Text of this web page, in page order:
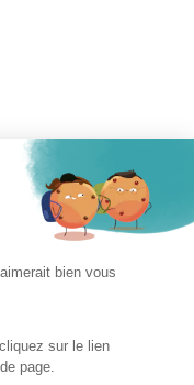
bien vous
sur le lien
page.